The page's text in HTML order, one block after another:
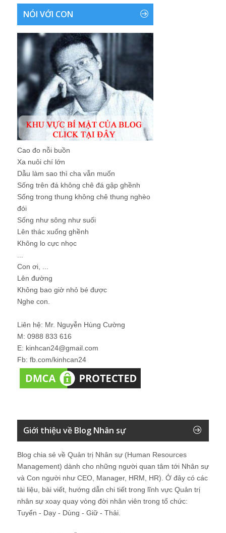
NÓI VỚI CON
Cao đo nỗi buồn
Xa nuôi chí lớn
Dẫu làm sao thì cha vẫn muốn
Sống trên đá không chê đá gập ghềnh
Sống trong thung không chê thung nghèo
đói
Sống như sông như suối
Lên thác xuống ghềnh
Không lo cực nhọc
Con ơi, ...
Lên đường
Không bao giờ nhỏ bé được
Nghe con.
Liên hệ: Mr. Nguyễn Hùng Cường
M: 0988 833 616
E: kinhcan24@gmail.com
Fb: fb.com/kinhcan24
Giới thiệu về Blog Nhân sự
Blog chia sẻ về Quản trị Nhân sự (Human Resources
Management) dành cho những người quan tâm tới Nhân sự
và Con người như CEO, Manager, HRM, HR). Ở đây có các
tài liệu, bài viết, hướng dẫn chi tiết trong lĩnh vực Quản trị
nhân sự xoay quay vòng đời nhân viên trong tổ chức:
Tuyển - Dạy - Dùng - Giữ - Thải.